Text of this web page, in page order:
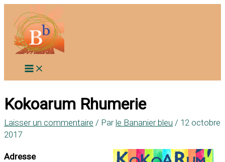
contenu
Kokoarum Rhumerie
Laisser un commentaire / Par le Bananier bleu / 12 octobre
2017
Adresse